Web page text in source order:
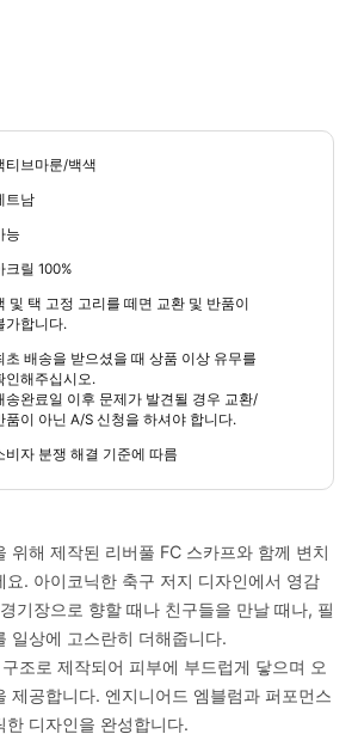
티브마룬/백색
트남
능
크릴 100%
및 택 고정 고리를 떼면 교환 및 반품이
가합니다.
초 배송을 받으셨을 때 상품 이상 유무를
인해주십시오.
송완료일 이후 문제가 발견될 경우 교환/
품이 아닌 A/S 신청을 하셔야 합니다.
비자 분쟁 해결 기준에 따름
위해 제작된 리버풀 FC 스카프와 함께 변치
요. 아이코닉한 축구 저지 디자인에서 영감
기장으로 향할 때나 친구들을 만날 때나, 필
일상에 고스란히 더해줍니다.
조로 제작되어 피부에 부드럽게 닿으며 오
제공합니다. 엔지니어드 엠블럼과 퍼포먼스
한 디자인을 완성합니다.